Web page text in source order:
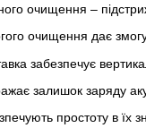
очищення –
очищення дає
забезпечує
залишок заряду
простоту в їх